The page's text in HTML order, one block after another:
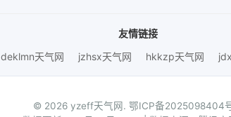
友情链接
deklmn天气网 jzhsx天气网 hkkzp天气网
© 2026 yzeff天气网. 鄂ICP备2025098404